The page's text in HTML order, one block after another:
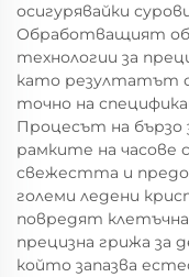
осигурявайки
Обработващият
технологии за
като резултатът
точно на
Процесът на бързо
рамките на часове
свежестта и
големи ледени
повредят
прецизна грижа за
който запазва